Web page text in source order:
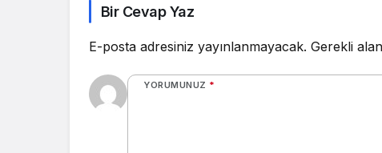
Bir Cevap Yaz
E-posta adresiniz yayınlanmayacak. Gerekli
YORUMUNUZ *